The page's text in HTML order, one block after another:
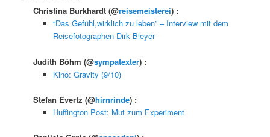
Christina Burkhardt(@reisemeisterei) :
“Das Gefühl,wirklich zu leben” – Interview mit dem
Reisefotographen Dirk Bleyer
Judith Böhm(@sympatexter) :
Kino: Gravity (9/10)
Stefan Evertz(@hirnrinde) :
Huffington Post: Mut zum Experiment